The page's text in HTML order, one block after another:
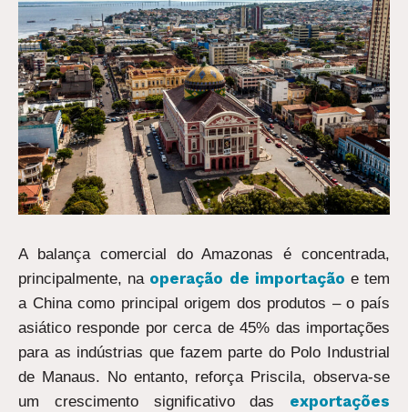
A balança comercial do Amazonas é concentrada,
principalmente, na operação de importação e tem
a China como principal origem dos produtos – o país
asiático responde por cerca de 45% das importações
para as indústrias que fazem parte do Polo Industrial
de Manaus. No entanto, reforça Priscila, observa-se
um crescimento significativo das exportações